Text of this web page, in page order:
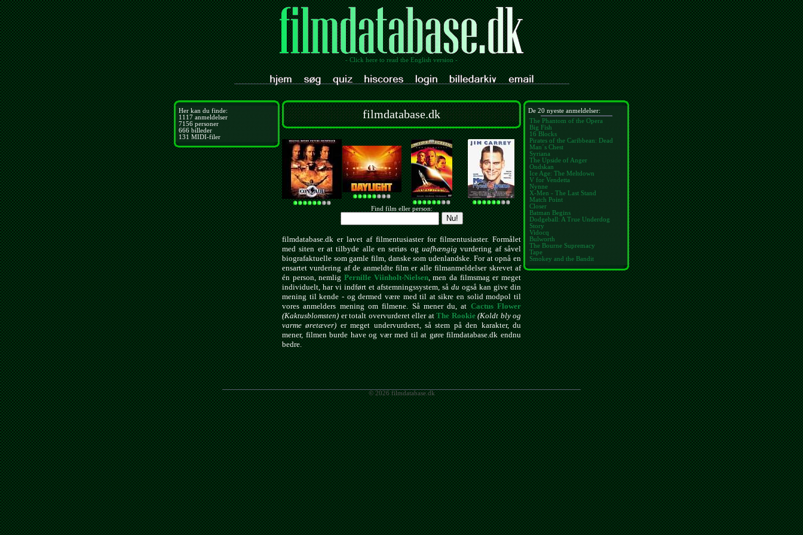
- Click here to read the English version -
Her kan du finde:
1117anmeldelser
7156personer
666billeder
131MIDI-filer
filmdatabase.dk
Find film eller person:
filmdatabase.dk er lavet af filmentusiaster for filmentusiaster. Formålet
med siten er at tilbyde alle en seriøs oguafhængigvurdering af såvel
biografaktuelle som gamle film, danske som udenlandske. For at opnå en
ensartet vurdering af de anmeldte film er alle filmanmeldelser skrevet af
én person, nemligPernille Viinholt-Nielsen, men da filmsmag er meget
individuelt, har vi indført et afstemningssystem, såduogså kan give din
mening til kende - og dermed være med til at sikre en solid modpol til
vores anmelders mening om filmene. Så mener du, atCactus Flower
(Kaktusblomsten)er totalt overvurderet eller atThe Rookie (Koldt bly og
varme øretæver)er meget undervurderet, så stem på den karakter, du
mener, filmen burde have og vær med til at gøre filmdatabase.dk endnu
bedre.
De 20 nyeste anmeldelser:
The Phantom of the Opera
Big Fish
16 Blocks
Pirates of the Caribbean: Dead
Man´s Chest
Syriana
The Upside of Anger
Ondskan
Ice Age: The Meltdown
V for Vendetta
Nynne
X-Men - The Last Stand
Match Point
Closer
Batman Begins
Dodgeball: A True Underdog
Story
Vidocq
Bulworth
The Bourne Supremacy
Tape
Smokey and the Bandit
© 2026 filmdatabase.dk